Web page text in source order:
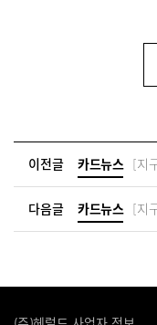
이전글 카드뉴스 [지
다음글 카드뉴스 [지